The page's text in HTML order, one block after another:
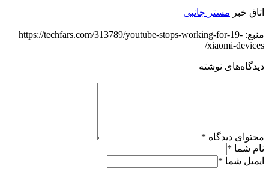
اتاق خبر مستر جانبی
منبع: https://techfars.com/313789/youtube-stops-working-for-19-
xiaomi-devices/
دیدگاه‌های نوشته
محتوای دیدگاه *
نام شما *
ایمیل شما *